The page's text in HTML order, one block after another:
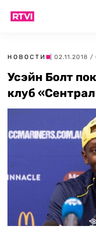
НОВОСТИ | 02.11.2018
Усэйн Болт
клуб